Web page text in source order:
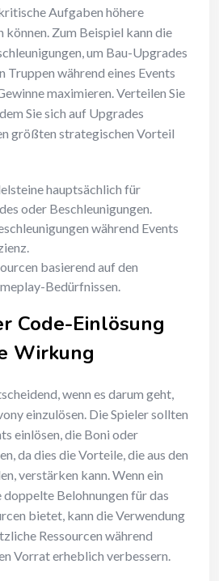
Aufgaben höhere
können. Zum Beispiel kann die
um Bau-Upgrades
Truppen während eines Events
maximieren. Verteilen Sie
Sie sich auf Upgrades
größten strategischen Vorteil
hauptsächlich für
oder Beschleunigungen.
während Events
basierend auf den
Bedürfnissen.
Code-Einlösung
Wirkung
wenn es darum geht,
einzulösen. Die Spieler sollten
einlösen, die Boni oder
da dies die Vorteile, die aus den
verstärken kann. Wenn ein
Belohnungen für das
bietet, kann die Verwendung
Ressourcen während
Vorrat erheblich verbessern.